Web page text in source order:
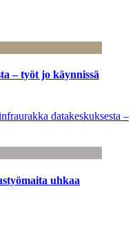
– työt jo käynnissä
datakeskuksesta –
uhkaa